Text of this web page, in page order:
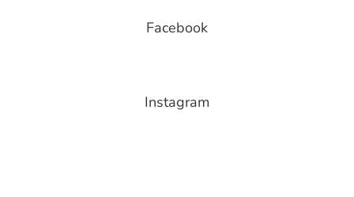
Facebook
Instagram